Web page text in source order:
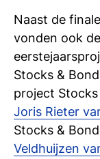
Naast de
vonden ook
Stocks &
project
Joris Rieter
Stocks &
Veldhuijzen